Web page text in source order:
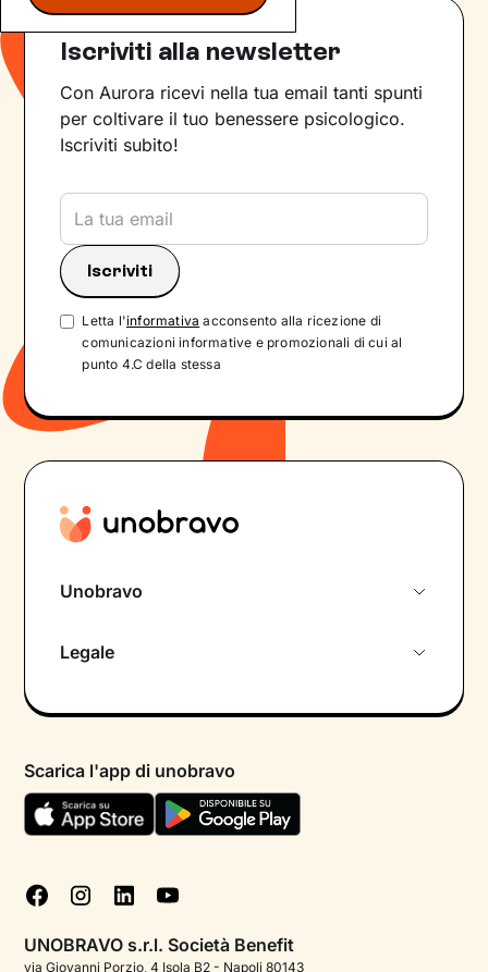
Iscriviti alla newsletter
Con Aurora ricevi nella tua email tanti spunti
per coltivare il tuo benessere psicologico.
Iscriviti subito!
Letta l'informativa acconsento alla ricezione di
comunicazioni informative e promozionali di cui al
punto 4.C della stessa
Unobravo
Psicologo in chat
Aiuto urgente
FAQ
Podcast di psicologia
Legale
Termini e condizioni
Informativa Privacy
Cookie policy
Gestisci cookie
Scarica l'app di unobravo
UNOBRAVO s.r.l. Società Benefit
via Giovanni Porzio, 4 Isola B2 - Napoli 80143